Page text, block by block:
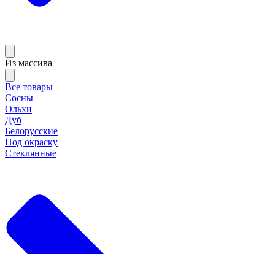
Из массива
Все товары
Сосны
Ольхи
Дуб
Белорусские
Под окраску
Стеклянные